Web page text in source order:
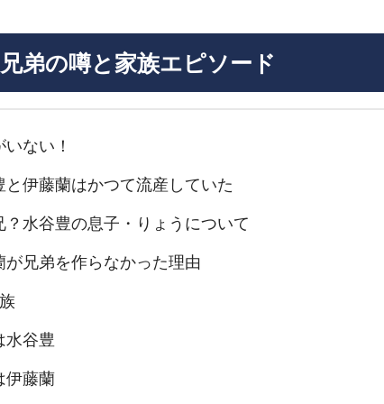
弟の噂と家族エピソード
いない！
と伊藤蘭はかつて流産していた
？水谷豊の息子・りょうについて
が兄弟を作らなかった理由
水谷豊
伊藤蘭